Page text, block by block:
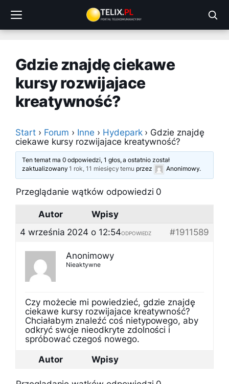
treści
Gdzie znajdę ciekawe
kursy rozwijajace
kreatywność?
Start › Forum › Inne › Hydepark › Gdzie znajdę
ciekawe kursy rozwijajace kreatywność?
Ten temat ma 0 odpowiedzi, 1 głos, a ostatnio został
zaktualizowany1 rok, 11 miesięcy temu przez Anonimowy.
Przeglądanie wątków odpowiedzi 0
Autor
Wpisy
4 września 2024 o 12:54
#1911589
ODPOWIEDZ
Anonimowy
Nieaktywne
Czy możecie mi powiedzieć, gdzie znajdę
ciekawe kursy rozwijajace kreatywność?
Chciałabym znaleźć coś nietypowego, aby
odkryć swoje nieodkryte zdolności i
spróbować czegoś nowego.
Autor
Wpisy